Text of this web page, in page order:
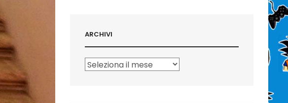
ARCHIVI
Archivi